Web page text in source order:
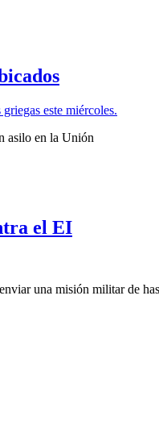
asilo en la Unión
el EI
una misión militar de